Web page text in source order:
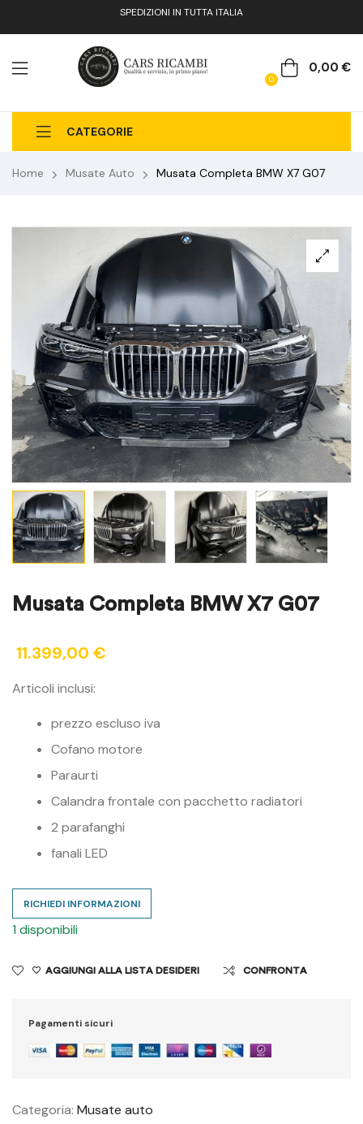
SPEDIZIONI IN TUTTA ITALIA
0
0,00€
CATEGORIE
CHI SIAMO CATALOGO RICAMBI CONTATTI
Home Musate Auto Musata Completa BMW X7 G07
Musata Completa BMW X7 G07
11.399,00 €
Articoli inclusi:
prezzo escluso iva
Cofano motore
Paraurti
Calandra frontale con pacchetto radiatori
2 parafanghi
fanali LED
RICHIEDI INFORMAZIONI
1 disponibili
AGGIUNGI ALLA LISTA DESIDERI CONFRONTA
Pagamenti sicuri
Categoria: Musate auto